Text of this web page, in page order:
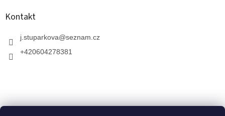
Kontakt
j.stuparkova@seznam.cz
+420604278381